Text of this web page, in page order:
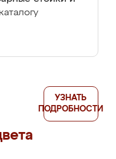
УЗНАТЬ
ПОДРОБНОСТИ